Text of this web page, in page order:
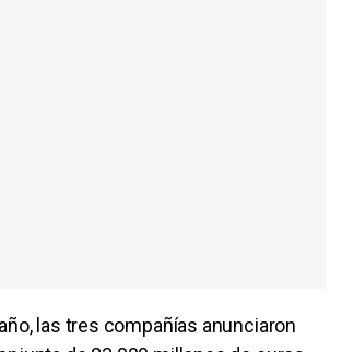
las tres compañías anunciaron